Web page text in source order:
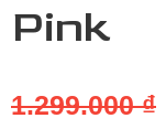
Pink
1.299.000₫